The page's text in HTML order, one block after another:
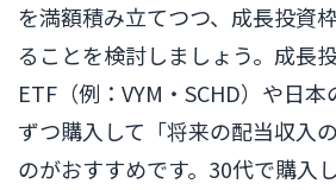
を満額積み立てつつ、成長投資
ることを検討しましょう。成長
ETF（例：VYM・SCHD）や日
ずつ購入して「将来の配当収入
のがおすすめです。30代で購入